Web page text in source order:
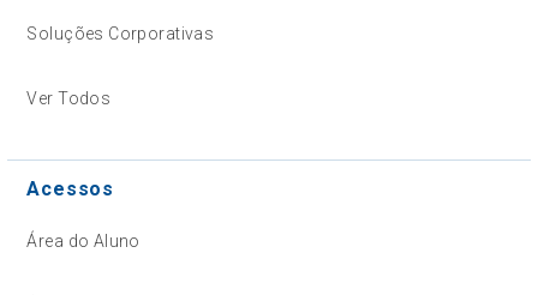
Soluções Corporativas
Ver Todos
Acessos
Área do Aluno